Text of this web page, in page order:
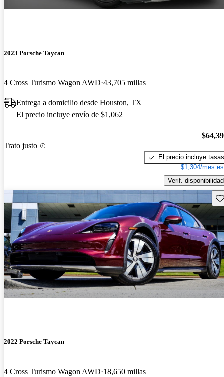
2023 Porsche Taycan
4 Cross Turismo Wagon AWD 43,705 millas
Entrega a domicilio desde Houston, TX
El precio incluye envío de $1,062
Trato justo
El precio incluye tasas
$1,304/mes
Verif. disponibilidad
2022 Porsche Taycan
4 Cross Turismo Wagon AWD 18,650 millas